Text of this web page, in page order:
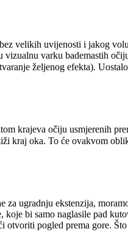
velikih uvijenosti i jakog
varku bademastih
željenog efekta).
krajeva očiju usmjerenih
kraj oka. To će ovakvom
za ugradnju ekstenzija,
koje bi samo naglasile pad
pogled prema gore.